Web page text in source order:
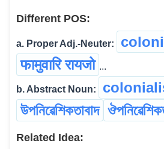
Different POS:
a. Proper Adj.-Neuter:
फामुवारि रायजो ...
b. Abstract Noun:
উপনিৱেশিকতাবাদ
Related Idea: